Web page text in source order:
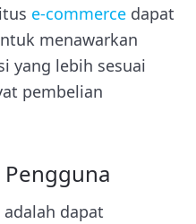
e-commerce dapat
menawarkan
yang lebih sesuai
pembelian
dapat